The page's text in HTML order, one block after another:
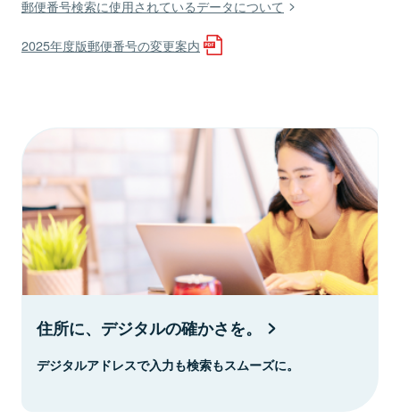
郵便番号検索に使用されているデータについて
2025年度版郵便番号の変更案内
住所に、デジタルの確かさを。
デジタルアドレスで入力も検索もスムーズに。